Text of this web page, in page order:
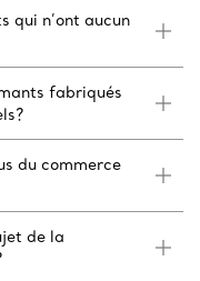
qui n’ont aucun
fabriqués
du commerce
de la